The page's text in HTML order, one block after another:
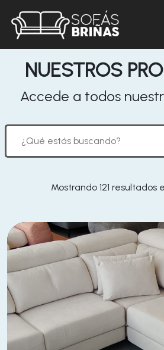
NUESTROS
Accede a todos
Mostrando 121 resultados